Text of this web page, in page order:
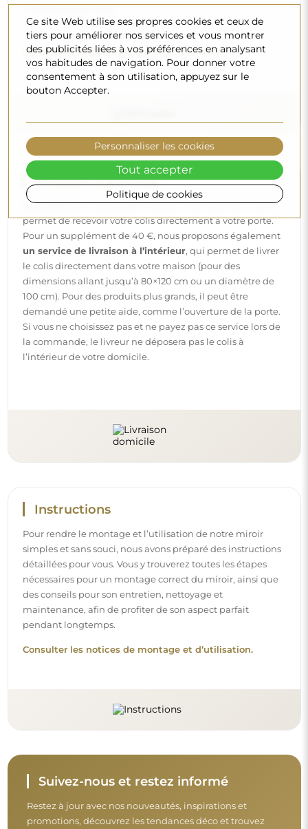
Voulez-vous en savoir plus ?
Découvrez d’autres conseils sur notre blog.
Livraison à domicile
Nous offrons un service de livraison à domicile, qui vous
permet de recevoir votre colis directement à votre porte.
Pour un supplément de 40 €, nous proposons également
un service de livraison à l’intérieur, qui permet de livrer
le colis directement dans votre maison (pour des
dimensions allant jusqu’à 80×120 cm ou un diamètre de
100 cm). Pour des produits plus grands, il peut être
demandé une petite aide, comme l’ouverture de la porte.
Si vous ne choisissez pas et ne payez pas ce service lors de
la commande, le livreur ne déposera pas le colis à
l’intérieur de votre domicile.
Instructions
Pour rendre le montage et l’utilisation de notre miroir
simples et sans souci, nous avons préparé des instructions
détaillées pour vous. Vous y trouverez toutes les étapes
nécessaires pour un montage correct du miroir, ainsi que
des conseils pour son entretien, nettoyage et
maintenance, afin de profiter de son aspect parfait
pendant longtemps.
Consulter les notices de montage et d’utilisation.
Suivez-nous et restez informé
Restez à jour avec nos nouveautés, inspirations et
promotions, découvrez les tendances déco et trouvez
Ce site Web utilise ses propres cookies et ceux de
tiers pour améliorer nos services et vous montrer
des publicités liées à vos préférences en analysant
vos habitudes de navigation. Pour donner votre
consentement à son utilisation, appuyez sur le
bouton Accepter.
Politique de cookies
Personnaliser les cookies
Tout accepter